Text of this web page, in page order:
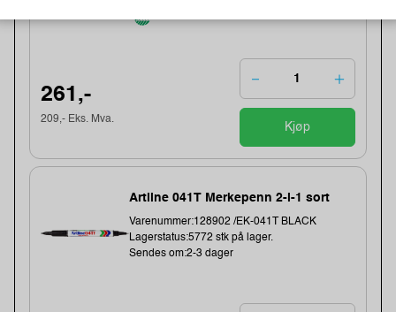
261,-
209,- Eks. Mva.
Kjøp
Artline 041T Merkepenn 2-i-1 sort
Varenummer:128902 /EK-041T BLACK
Lagerstatus:5772 stk på lager.
Sendes om:2-3 dager